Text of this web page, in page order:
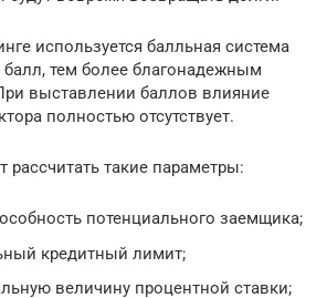
используется балльная система
тем более благонадежным
выставлении баллов влияние
полностью отсутствует.
рассчитать такие параметры:
потенциального заемщика;
кредитный лимит;
величину процентной ставки;